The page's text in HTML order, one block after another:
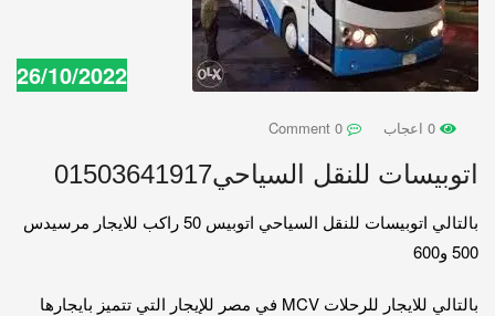
26/10/2022
اتوبيسات للنقل السياحي01503641917
بالتالي اتوبيسات للنقل السياحي اتوبيس 50 راكب للايجار مرسيدس
500 و600
بالتالي للايجار للرحلات MCV في مصر للإيجار التي تتميز بايجارها